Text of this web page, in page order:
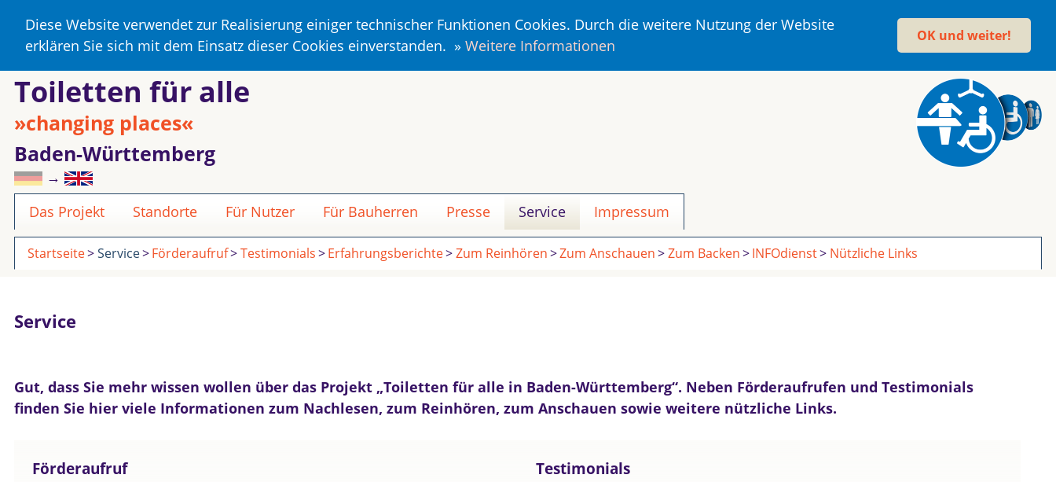
Diese Website verwendet zur Realisierung einiger technischer Funktionen Cookies. Durch die weitere Nutzung der Website
erklären Sie sich mit dem Einsatz dieser Cookies einverstanden. »Weitere Informationen
OK und weiter!
Toiletten für alle
»changing places«
Baden-Württemberg
→
Das Projekt
Standorte Für Nutzer Für Bauherren Presse Service Impressum
Startseite Service Förderaufruf Testimonials Erfahrungsberichte Zum Reinhören Zum Anschauen Zum Backen INFOdienst Nützliche Links
Service
Gut, dass Sie mehr wissen wollen über das Projekt „Toiletten für alle in Baden-Württemberg“. Neben Förderaufrufen und Testimonials
finden Sie hier viele Informationen zum Nachlesen, zum Reinhören, zum Anschauen sowie weitere nützliche Links.
Förderaufruf Testimonials